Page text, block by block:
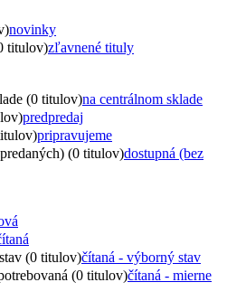
novinky
titulov)zľavnené tituly
(0 titulov)na centrálnom sklade
predpredaj
pripravujeme
(0 titulov)dostupná (bez
(0 titulov)čítaná - výborný stav
(0 titulov)čítaná - mierne